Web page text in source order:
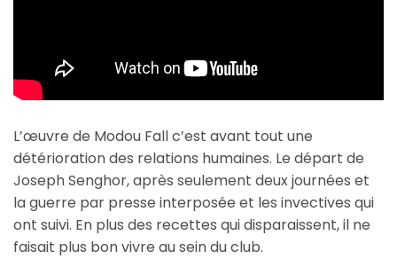
L’œuvre de Modou Fall c’est avant tout une
détérioration des relations humaines. Le départ de
Joseph Senghor, après seulement deux journées et
la guerre par presse interposée et les invectives qui
ont suivi. En plus des recettes qui disparaissent, il ne
faisait plus bon vivre au sein du club.